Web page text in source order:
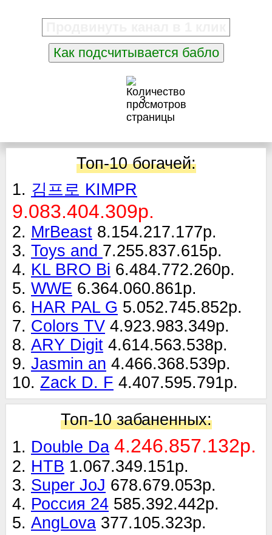
Как подсчитывается бабло
3
Топ-10 богачей:
1. 김프로 KIMPR
9.083.404.309р.
2. MrBeast 8.154.217.177р.
3. Toys and 7.255.837.615р.
4. KL BRO Bi 6.484.772.260р.
5. WWE 6.364.060.861р.
6. HAR PAL G 5.052.745.852р.
7. Colors TV 4.923.983.349р.
8. ARY Digit 4.614.563.538р.
9. Jasmin an 4.466.368.539р.
10. Zack D. F 4.407.595.791р.
Топ-10 забаненных:
1. Double Da 4.246.857.132р.
2. НТВ 1.067.349.151р.
3. Super JoJ 678.679.053р.
4. Россия 24 585.392.442р.
5. AngLova 377.105.323р.